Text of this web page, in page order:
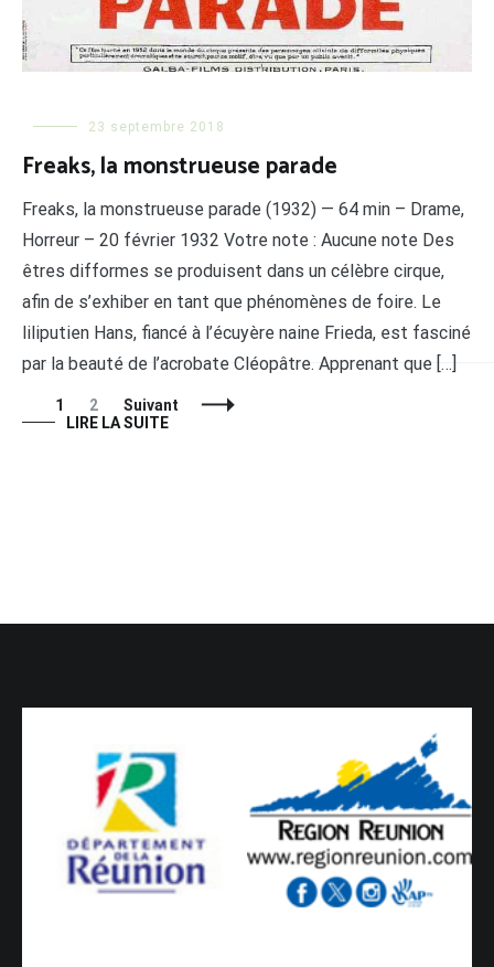
23 septembre 2018
Freaks, la monstrueuse parade
Freaks, la monstrueuse parade (1932) — 64 min – Drame,
Horreur – 20 février 1932 Votre note : Aucune note Des
êtres difformes se produisent dans un célèbre cirque,
afin de s’exhiber en tant que phénomènes de foire. Le
liliputien Hans, fiancé à l’écuyère naine Frieda, est fasciné
par la beauté de l’acrobate Cléopâtre. Apprenant que […]
LIRE LA SUITE
Navigation
des
Page
1 Page
2 Suivant